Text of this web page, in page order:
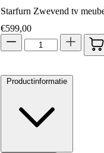
Starfurn Zwevend tv
€599,00
Productinformatie